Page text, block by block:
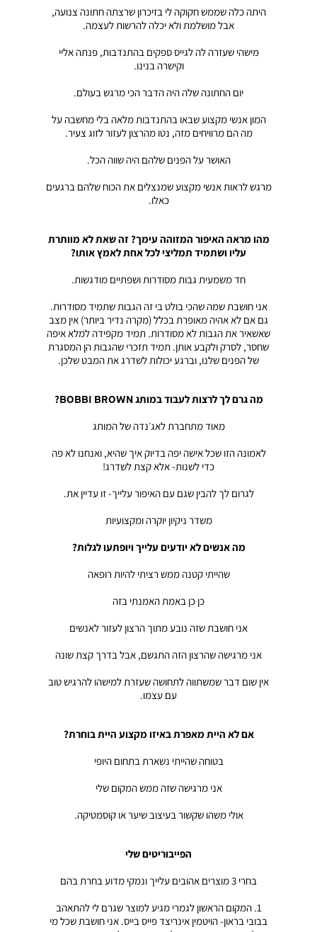
היתה כלה שממש חקוקה לי בזיכרון שרצתה חתונה צנועה,
אבל מושלמת ולא יכלה להרשות לעצמה.
מישהי שעזרה לה לגייס ספקים בהתנדבות, פנתה אליי
וקישרה בנינו.
יום החתונה שלה היה הדבר הכי מרגש בעולם.
המון אנשי מקצוע שבאו בהתנדבות מלאה בלי מחשבה על
מה הם מרוויחים מזה, נטו מהרצון לעזור לזוג צעיר.
האושר על הפנים שלהם היה שווה הכל.
מרגש לראות אנשי מקצוע שמנצלים את הכוח שלהם ברגעים
כאלו.
מהו מראה האיפור המזוהה עימך? זה שאת לא מוותרת
עליו ושתמיד תמליצי לכל אחת לאמץ אותו?
חד משמעית גבות מסודרות ושפתיים מודגשות.
אני חושבת שמה שהכי בולט בי זה הגבות שתמיד מסודרות.
גם אם לא אהיה מאופרת בכלל (מקרה נדיר ביותר) אין מצב
שאשאיר את הגבות לא מסודרות. תמיד מקפידה למלא איפה
שחסר, לסרק ולקבע אותן. תמיד תזכרי שהגבות הן המסגרת
של הפנים שלנו, וברגע יכולות לשדרג את המבט שלכן.
מה גרם לך לרצות לעבוד במותג BOBBI BROWN?
מאוד מתחברת לאג׳נדה של המותג
לאמונה הזו שכל אישה יפה בדיוק איך שהיא, ואנחנו לא פה
כדי לשנות- אלא קצת לשדרג!
לגרום לך להבין שגם עם האיפור עלייך- זו עדיין את.
משדר ניקיון יוקרה ומקצועיות
מה אנשים לא יודעים עלייך ויופתעו לגלות?
שהייתי קטנה ממש רציתי להיות רופאה
כן כן באמת האמנתי בזה
אני חושבת שזה נובע מתוך הרצון לעזור לאנשים
אני מרגישה שהרצון הזה התגשם, אבל בדרך קצת שונה
אין שום דבר שמשתווה לתחושה שעזרת למישהו להרגיש טוב
עם עצמו.
אם לא היית מאפרת באיזו מקצוע היית בוחרת?
בטוחה שהייתי נשארת בתחום היופי
אני מרגישה שזה ממש המקום שלי
אולי משהו שקשור בעיצוב שיער או קוסמטיקה.
הפייבוריטים שלי
בחרי 3 מוצרים אהובים עלייך ונמקי מדוע בחרת בהם
1. המקום הראשון לגמרי מגיע למוצר שגרם לי להתאהב
בבובי בראון- הויטמין אינריצד פייס בייס. אני חושבת שכל מי